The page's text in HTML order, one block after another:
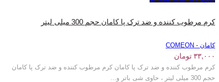
کرم مرطوب کننده و ضد ترک پا کامان حجم 300 میلی لیتر
کامان - COMEON
۳۳,۰۰۰ تومان
کرم مرطوب کننده و ضد ترک پا کامان کرم مرطوب کننده و ضد ترک پا کامان
حجم 300 میلی لیتر ، حاوی شی باتر و...